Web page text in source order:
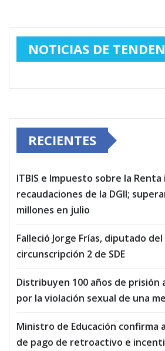
NOTICIAS DE
RECIENTES
ITBIS e Impuesto sobre la Renta
recaudaciones de la DGII;
millones en julio
Falleció Jorge Frías, diputado del
circunscripción 2 de SDE
Distribuyen 100 años de prisión
por la violación sexual de una
Ministro de Educación confirma
de pago de retroactivo e